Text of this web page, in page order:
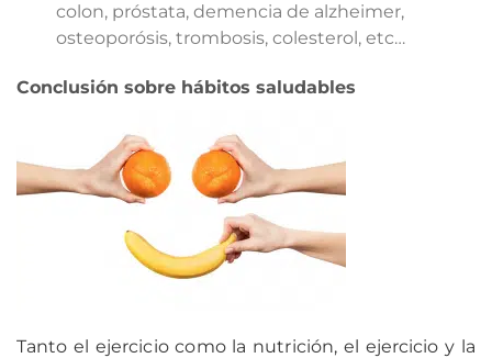
colon, próstata, demencia de alzheimer,
osteoporósis, trombosis, colesterol, etc…
Conclusión sobre hábitos saludables
Tanto el ejercicio como la nutrición, el ejercicio y la